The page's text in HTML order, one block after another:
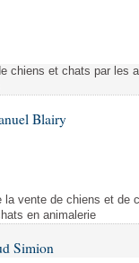
chiens et chats par les
Blairy
vente de chiens et de
en animalerie
Simion